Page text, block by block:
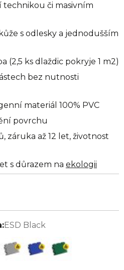
či masivním
s odlesky a jednodušším
(2,5 ks dlaždic pokryje 1 m2)
bez nutnosti
materiál 100% PVC
povrchu
záruka až 12 let, životnost
s důrazem na ekologii
ESD Black